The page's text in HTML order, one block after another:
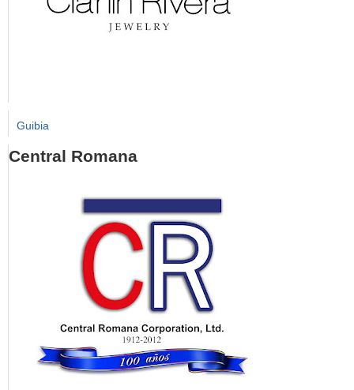
Guibia
Central Romana